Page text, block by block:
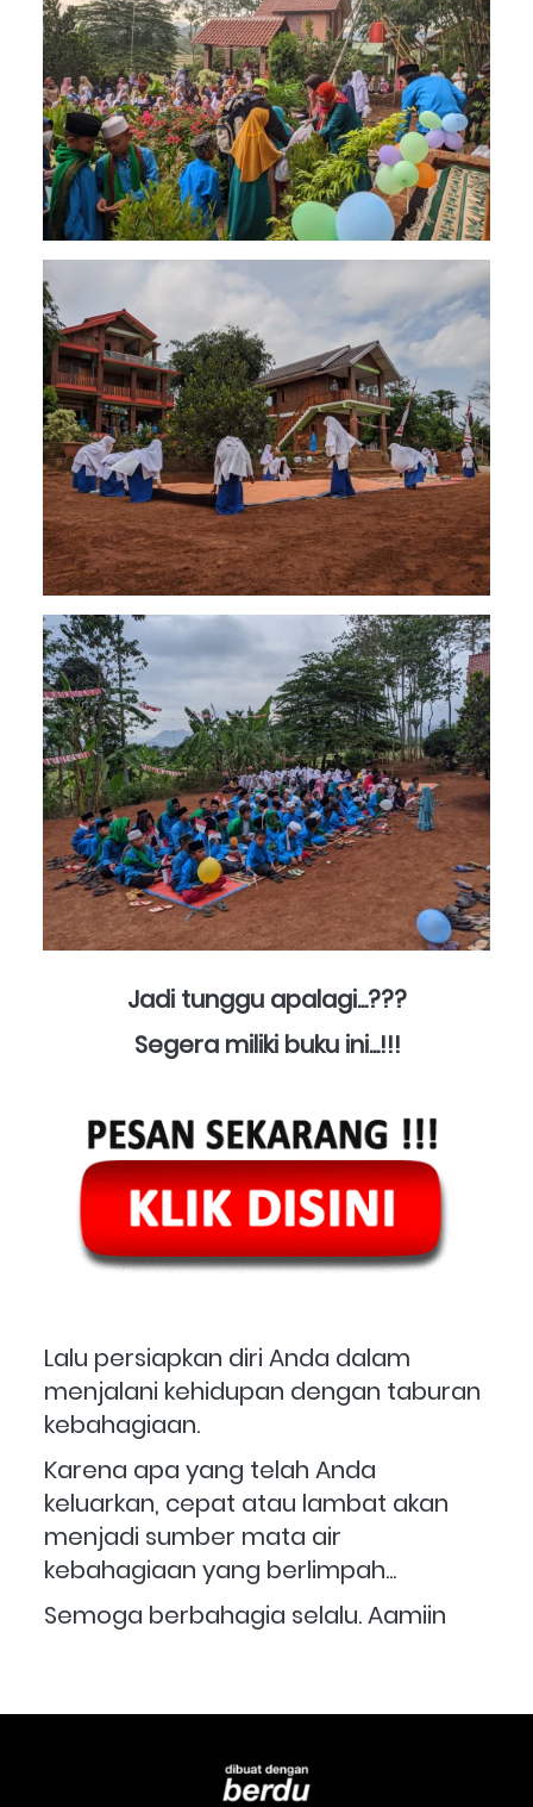
Jadi tunggu apalagi...???
Segera miliki buku ini...!!!
Lalu persiapkan diri Anda dalam
menjalani kehidupan dengan taburan
kebahagiaan.
Karena apa yang telah Anda
keluarkan, cepat atau lambat akan
menjadi sumber mata air
kebahagiaan yang berlimpah...
Semoga berbahagia selalu. Aamiin